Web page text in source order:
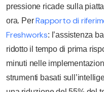
pressione ricade sulla
ora. PerRapporto di
Freshworks: l’assistenza
ridotto il tempo di prima
minuti nelle
strumenti basati